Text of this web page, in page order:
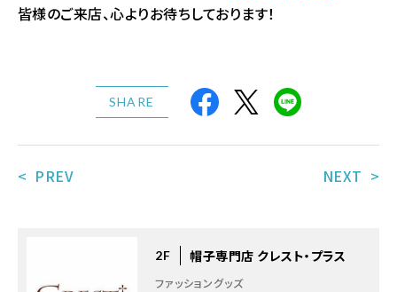
皆様のご来店、心よりお待ちしております！
SHARE
< PREV NEXT >
2F 帽子専門店 クレスト・プラス
ファッショングッズ